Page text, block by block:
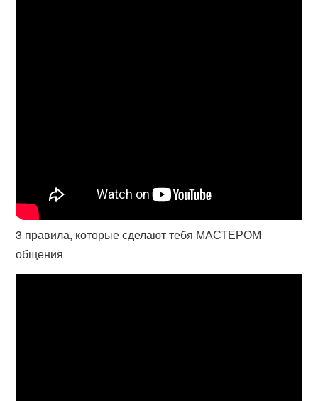
3 правила, которые сделают тебя МАСТЕРОМ
общения